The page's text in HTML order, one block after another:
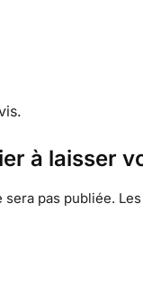
à laisser
sera pas publiée.